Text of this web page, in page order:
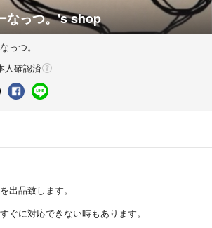
なっつ。's shop
っつ。
人確認済
出品致します。
ぐに対応できない時もあります。